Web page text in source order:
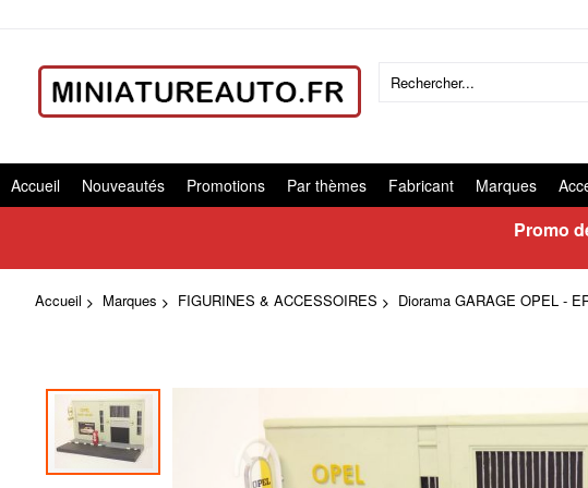
Accueil Nouveautés Promotions Par thèmes Fabricant Marques
Promo
Accueil Marques FIGURINES & ACCESSOIRES Diorama GARAGE OPEL -
Skip
end
the